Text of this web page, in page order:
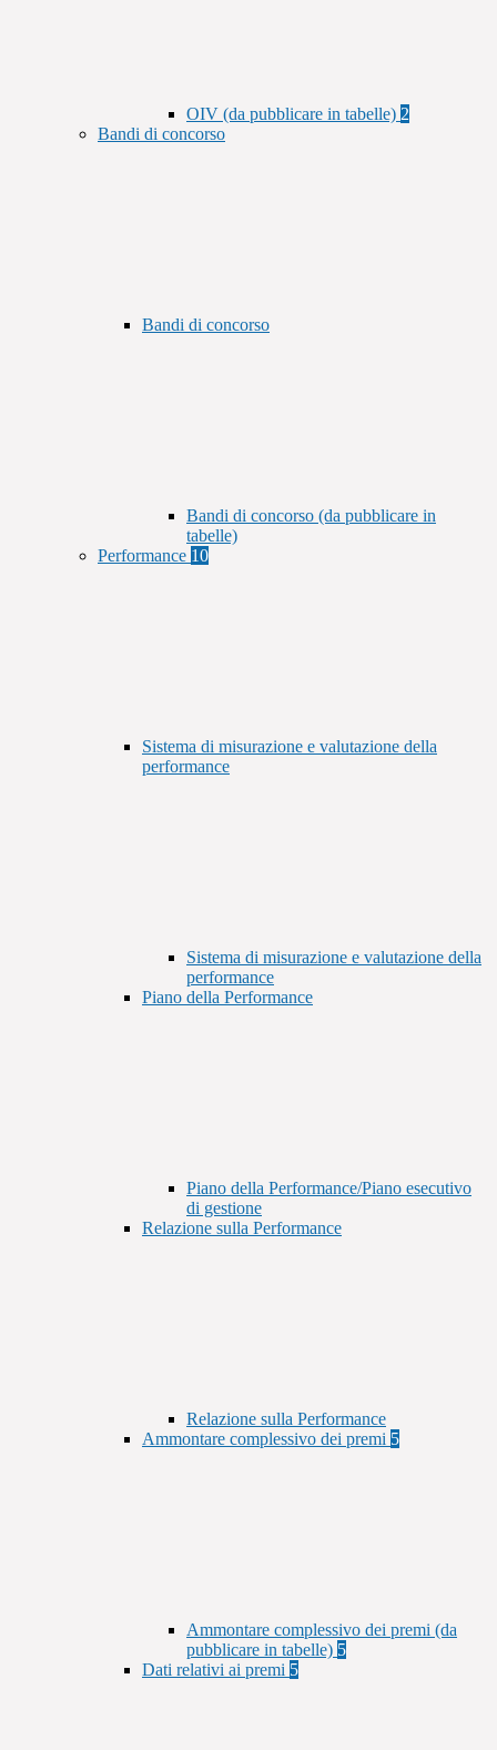
OIV (da pubblicare in tabelle) 2
Bandi di concorso
Bandi di concorso
Bandi di concorso (da pubblicare in
tabelle)
Performance 10
Sistema di misurazione e valutazione della
performance
Sistema di misurazione e valutazione della
performance
Piano della Performance
Piano della Performance/Piano esecutivo
di gestione
Relazione sulla Performance
Relazione sulla Performance
Ammontare complessivo dei premi 5
Ammontare complessivo dei premi (da
pubblicare in tabelle) 5
Dati relativi ai premi 5